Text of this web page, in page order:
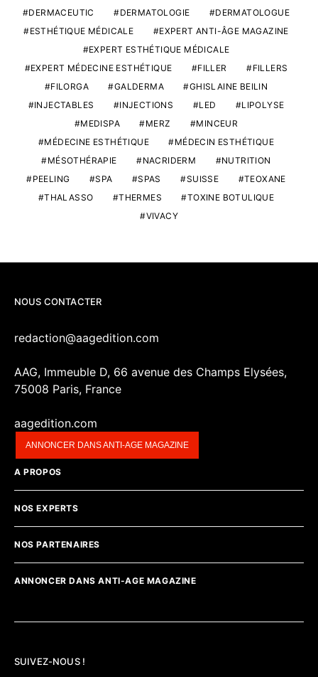
DERMACEUTIC
DERMATOLOGIE
DERMATOLOGUE
ESTHÉTIQUE MÉDICALE
EXPERT ANTI-ÂGE MAGAZINE
EXPERT ESTHÉTIQUE MÉDICALE
EXPERT MÉDECINE ESTHÉTIQUE
FILLER
FILLERS
FILORGA
GALDERMA
GHISLAINE BEILIN
INJECTABLES
INJECTIONS LED
LIPOLYSE
MEDISPA
MERZ
MINCEUR
MÉDECINE ESTHÉTIQUE
MÉDECIN ESTHÉTIQUE
MÉSOTHÉRAPIE
NACRIDERM
NUTRITION
PEELING
SPA SPAS SUISSE
TEOXANE
THALASSO
THERMES
TOXINE BOTULIQUE
VIVACY
NOUS CONTACTER
redaction@aagedition.com
AAG, Immeuble D, 66 avenue des Champs Elysées,
75008 Paris, France
aagedition.com
ANNONCER DANS ANTI-AGE MAGAZINE
A PROPOS
NOS EXPERTS
NOS PARTENAIRES
ANNONCER DANS ANTI-AGE MAGAZINE
SUIVEZ-NOUS !